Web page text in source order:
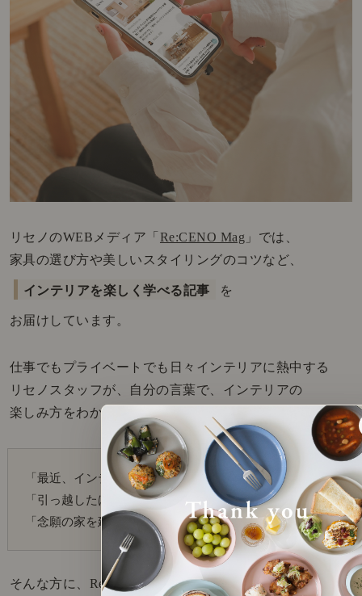
リセノのWEBメディア「 Re:CENO Mag 」では、
家具の選び方や美しいスタイリングのコツなど、
インテリアを楽しく学べる記事 を
お届けしています。
仕事でもプライベートでも日々インテリアに熱中する
リセノスタッフが、自分の言葉で、インテリアの
楽しみ方をわかりやすくお伝えします。
「最近、インテリアにちょっと興味が出てきた。」
「引っ越したばかりのお部屋を素敵に整えたい。」
「念願の家を建てたから、次はインテリアかな。」
そんな方に、Re:CENO Magはどこよりも